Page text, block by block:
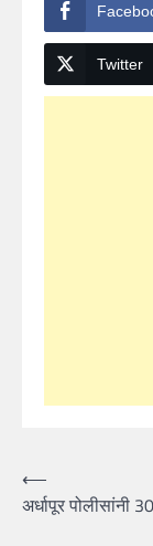
Twitter
Post
navigation
⟵
अर्धापूर पोलीसांनी